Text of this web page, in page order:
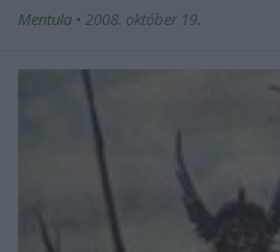
Mentula • 2008. október 19.